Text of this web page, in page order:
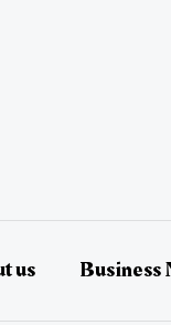
us Business